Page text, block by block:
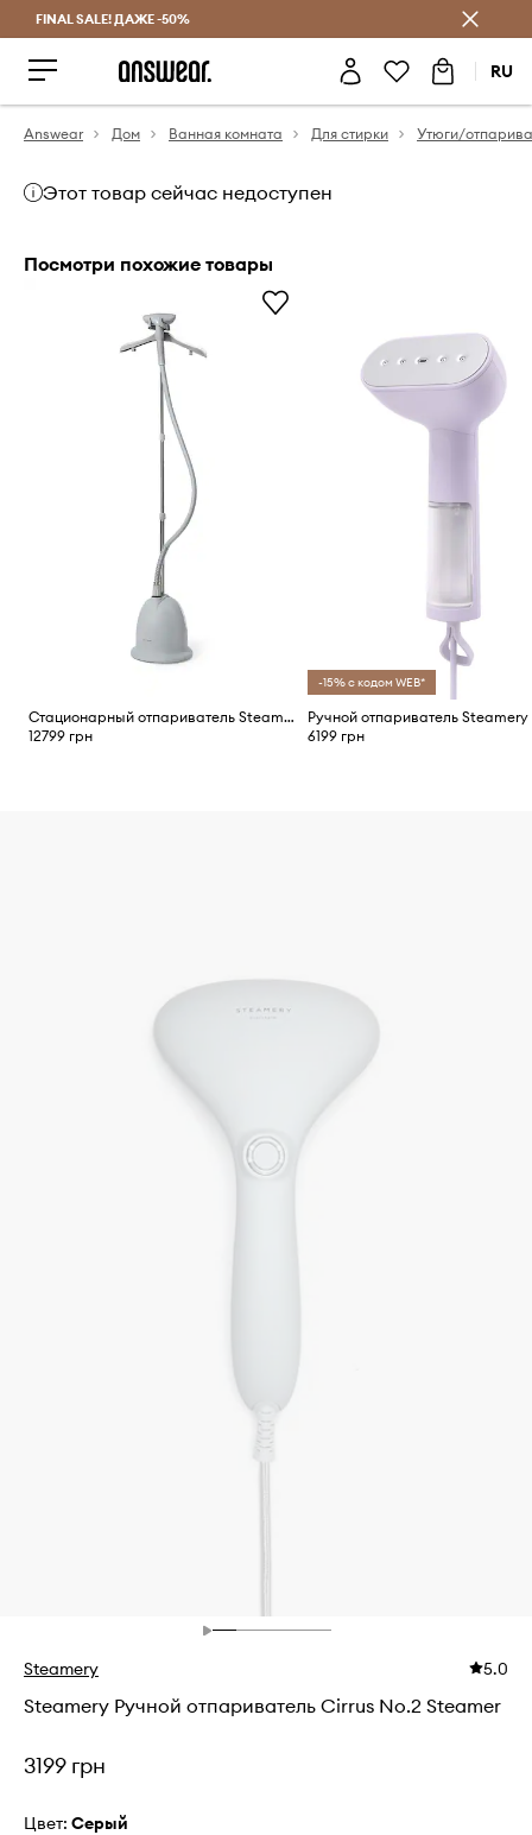
FINAL SALE! ДАЖЕ -50%
RU
Answear Дом Ванная комната Для стирки Утюги/
Этот товар сейчас недоступен
Посмотри похожие товары
Стационарный отпариватель Steamery Cumulus Home Steamer
12799 грн
-15% с кодом WEB*
6199 грн
Steamery 5.0
Steamery Ручной отпариватель Cirrus No.2 Steamer
3199 грн
Цвет: серый